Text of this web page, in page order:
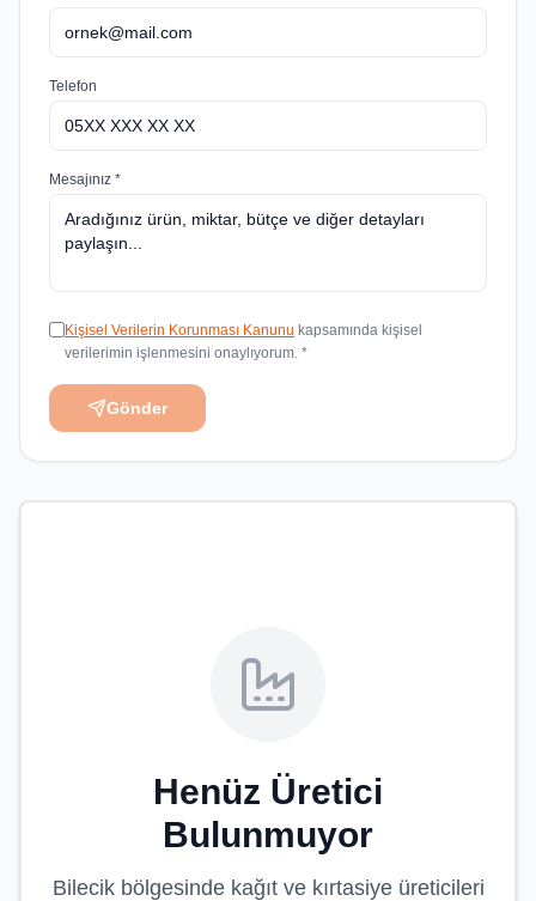
Telefon
Mesajınız *
Kişisel Verilerin Korunması Kanunu kapsamında kişisel
verilerimin işlenmesini onaylıyorum. *
Gönder
Henüz Üretici
Bulunmuyor
Bilecikbölgesinde kağıt ve kırtasiye üreticileri